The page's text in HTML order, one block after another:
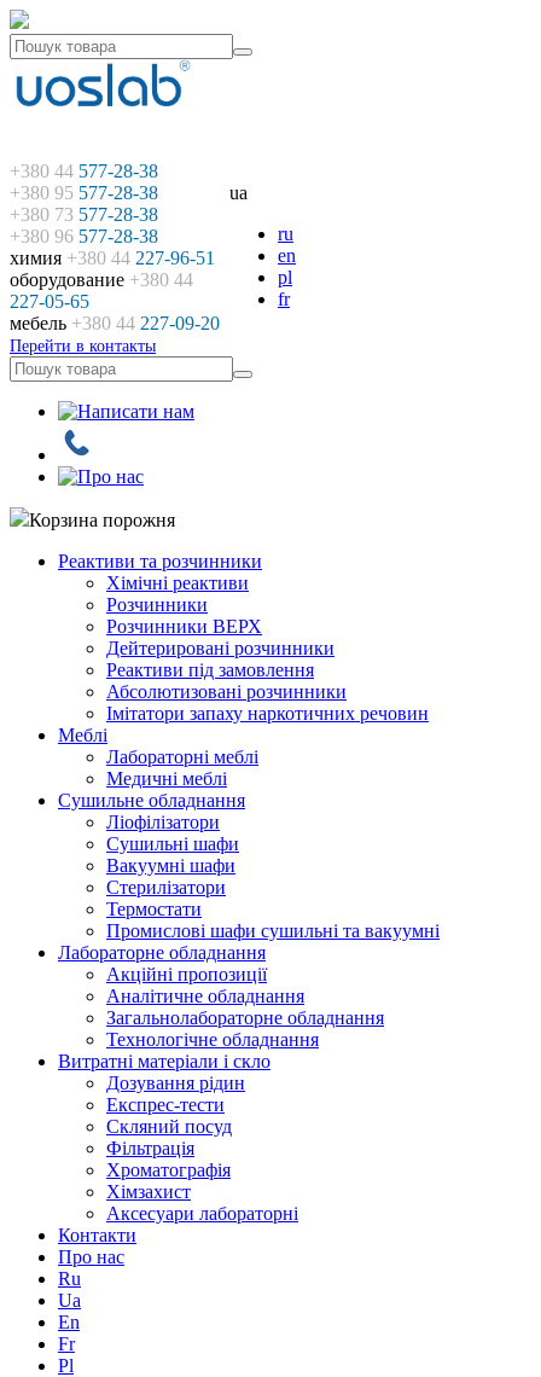
ua
ru
en
pl
fr
+380 44 577-28-38
+380 95 577-28-38
+380 73 577-28-38
+380 96 577-28-38
химия +380 44 227-96-51
оборудование +380 44
227-05-65
мебель +380 44 227-09-20
Перейти в контакты
Корзина порожня
Реактиви та розчинники
Хімічні реактиви
Розчинники
Розчинники ВЕРХ
Дейтерировані розчинники
Реактиви під замовлення
Абсолютизовані розчинники
Імітатори запаху наркотичних речовин
Меблі
Лабораторні меблі
Медичні меблі
Сушильне обладнання
Ліофілізатори
Сушильні шафи
Вакуумні шафи
Стерилізатори
Термостати
Промислові шафи сушильні та вакуумні
Лабораторне обладнання
Акційні пропозиції
Аналітичне обладнання
Загальнолабораторне обладнання
Технологічне обладнання
Витратні матеріали і скло
Дозування рідин
Експрес-тести
Скляний посуд
Фільтрація
Хроматографія
Хімзахист
Аксесуари лабораторні
Контакти
Про нас
Ru
Ua
En
Fr
Pl